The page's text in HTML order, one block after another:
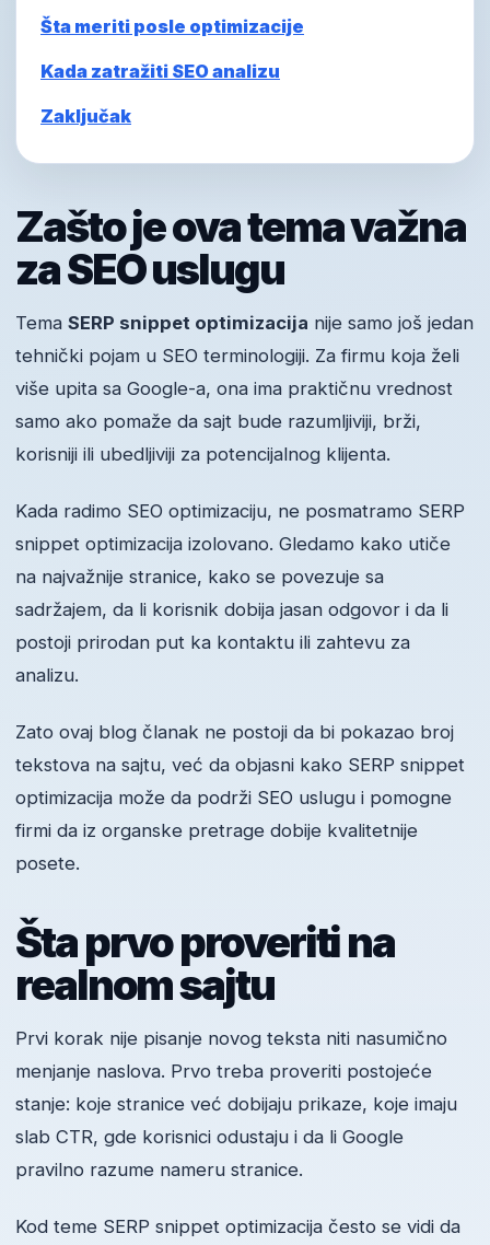
Šta meriti posle optimizacije
Kada zatražiti SEO analizu
Zaključak
Zašto je ova tema važna
za SEO uslugu
Tema SERP snippet optimizacija nije samo još jedan
tehnički pojam u SEO terminologiji. Za firmu koja želi
više upita sa Google-a, ona ima praktičnu vrednost
samo ako pomaže da sajt bude razumljiviji, brži,
korisniji ili ubedljiviji za potencijalnog klijenta.
Kada radimo SEO optimizaciju, ne posmatramo SERP
snippet optimizacija izolovano. Gledamo kako utiče
na najvažnije stranice, kako se povezuje sa
sadržajem, da li korisnik dobija jasan odgovor i da li
postoji prirodan put ka kontaktu ili zahtevu za
analizu.
Zato ovaj blog članak ne postoji da bi pokazao broj
tekstova na sajtu, već da objasni kako SERP snippet
optimizacija može da podrži SEO uslugu i pomogne
firmi da iz organske pretrage dobije kvalitetnije
posete.
Šta prvo proveriti na
realnom sajtu
Prvi korak nije pisanje novog teksta niti nasumično
menjanje naslova. Prvo treba proveriti postojeće
stanje: koje stranice već dobijaju prikaze, koje imaju
slab CTR, gde korisnici odustaju i da li Google
pravilno razume nameru stranice.
Kod teme SERP snippet optimizacija često se vidi da